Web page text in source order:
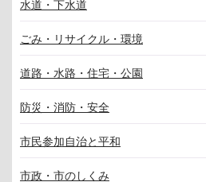
水道・下水道
ごみ・リサイクル・環境
道路・水路・住宅・公園
防災・消防・安全
市民参加自治と平和
市政・市のしくみ